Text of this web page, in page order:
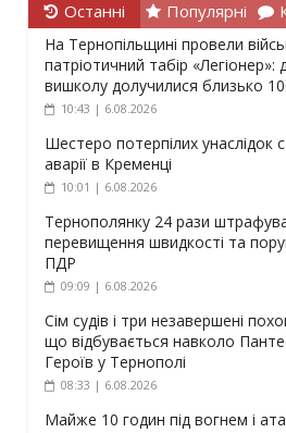
Останні Популярні
На Тернопільщині провели
патріотичний табір «Легіонер»:
вишколу долучилися близько
10:43 | 6.08.2026
Шестеро потерпілих унаслідок
аварії в Кременці
10:01 | 6.08.2026
Тернополянку 24 рази
перевищення швидкості та
ПДР
09:09 | 6.08.2026
Сім судів і три незавершені
що відбувається навколо
Героїв у Тернополі
08:33 | 6.08.2026
Майже 10 годин під вогнем і